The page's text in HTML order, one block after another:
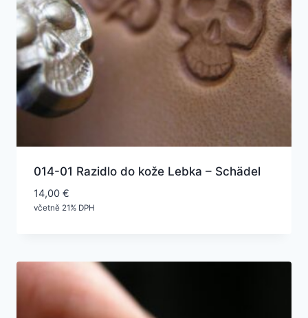
014-01 Razidlo do kože Lebka – Schädel
14,00 €
včetně 21% DPH